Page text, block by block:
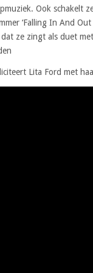
Ook schakelt
‘Falling In And Out
ze zingt als duet
Lita Ford met